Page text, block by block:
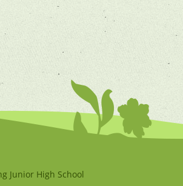
Junior High School